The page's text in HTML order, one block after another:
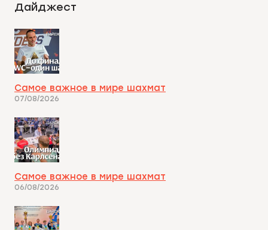
Дайджест
Самое важное в мире шахмат
07/08/2026
Самое важное в мире шахмат
06/08/2026